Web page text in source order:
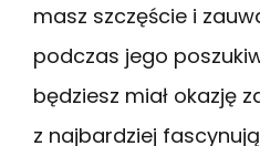
masz szczęście i
podczas jego
będziesz miał okazję
z najbardziej